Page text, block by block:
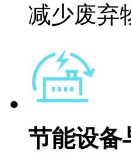
减少废弃
节能设备